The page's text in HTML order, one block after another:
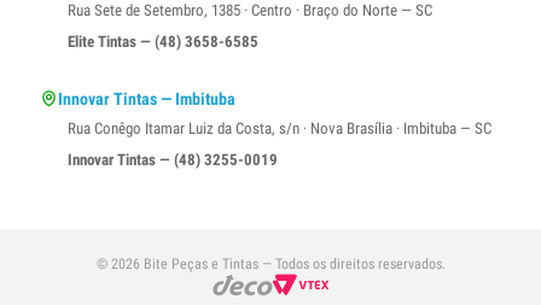
Rua Sete de Setembro, 1385 · Centro · Braço do Norte — SC
Elite Tintas — (48) 3658-6585
Innovar Tintas — Imbituba
Rua Conêgo Itamar Luiz da Costa, s/n · Nova Brasília · Imbituba — SC
Innovar Tintas — (48) 3255-0019
© 2026 Bite Peças e Tintas — Todos os direitos reservados.